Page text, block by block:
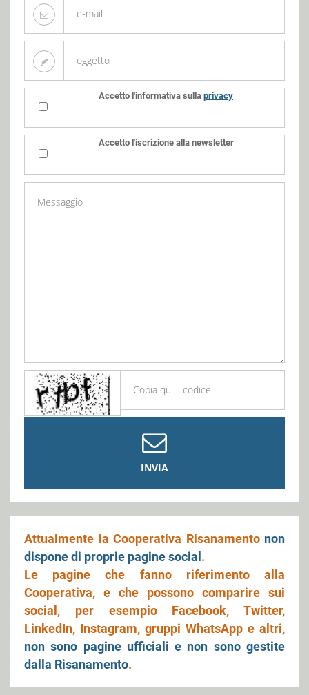
Accetto l'informativa sulla privacy
Accetto l'iscrizione alla newsletter
INVIA
Attualmente la Cooperativa Risanamento non
dispone di proprie pagine social.
Le pagine che fanno riferimento alla
Cooperativa, e che possono comparire sui
social, per esempio Facebook, Twitter,
LinkedIn, Instagram, gruppi WhatsApp e altri,
non sono pagine ufficiali e non sono gestite
dalla Risanamento.